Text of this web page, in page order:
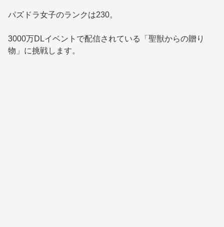
パズドラ女子のランクは230。
3000万DLイベントで配信されている「聖獣からの贈り
物」に挑戦します。